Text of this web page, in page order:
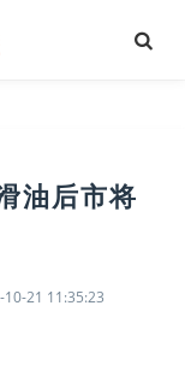
油后市将
10-21 11:35:23